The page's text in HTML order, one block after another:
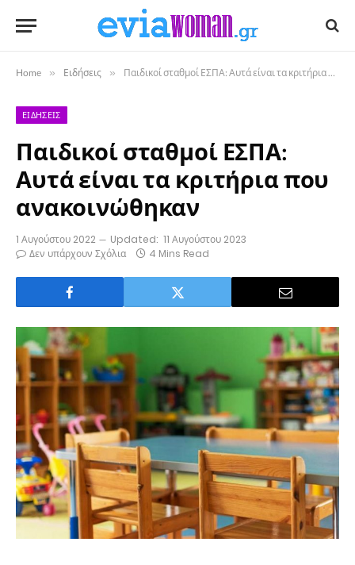
Home » Ειδήσεις » Παιδικοί σταθμοί ΕΣΠΑ: Αυτά είναι τα κριτήρια που ανακοινώθηκαν
ΕΙΔΉΣΕΙΣ
Παιδικοί σταθμοί ΕΣΠΑ:
Αυτά είναι τα κριτήρια που
ανακοινώθηκαν
1 Αυγούστου 2022 Updated: 11 Αυγούστου 2023
Δεν υπάρχουν Σχόλια
4 Mins Read